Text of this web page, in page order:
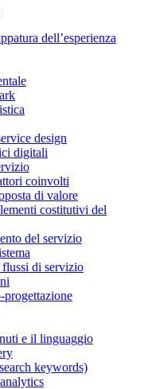
dell’esperienza
design
digitali
coinvolti
di valore
costitutivi del
del servizio
flussi di servizio
progettazione
e il linguaggio
keywords)